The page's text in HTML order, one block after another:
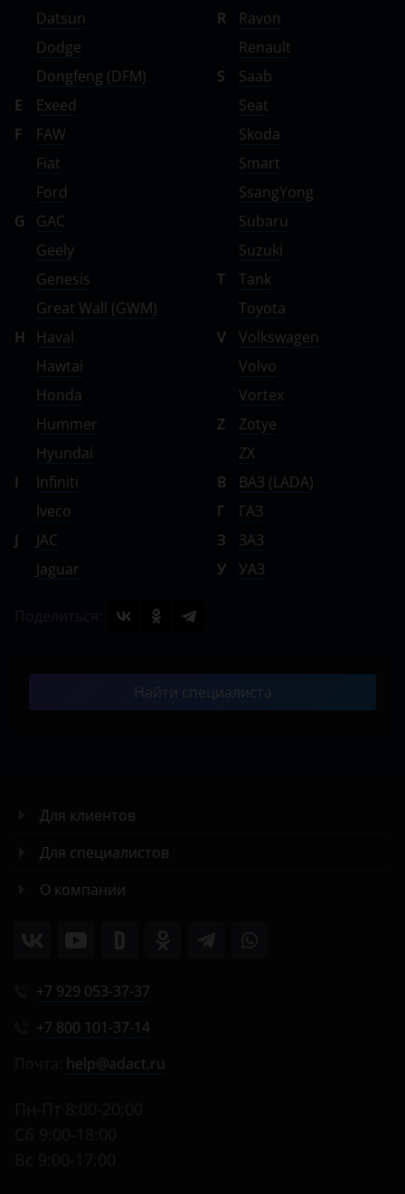
Datsun
Dodge
Dongfeng (DFM)
E
Exeed
F
FAW
Fiat
Ford
G
GAC
Geely
Genesis
Great Wall (GWM)
H
Haval
Hawtai
Honda
Hummer
Hyundai
I
Infiniti
Iveco
J
JAC
Jaguar
R
Ravon
Renault
S
Saab
Seat
Skoda
Smart
SsangYong
Subaru
Suzuki
T
Tank
Toyota
V
Volkswagen
Volvo
Vortex
Z
Zotye
ZX
В
ВАЗ (LADA)
Г
ГАЗ
З
ЗАЗ
У
УАЗ
Найти специалиста
Для клиентов
Для специалистов
О компании
+7 929 053-37-37
+7 800 101-37-14
help@adact.ru